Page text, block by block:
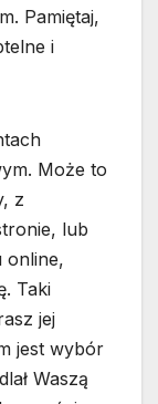
Pamiętaj,
i
Może to
z
lub
online,
Taki
jej
jest wybór
Waszą